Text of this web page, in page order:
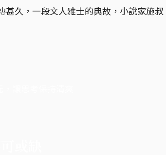
久，一段文人雅士的典故，小說家施叔